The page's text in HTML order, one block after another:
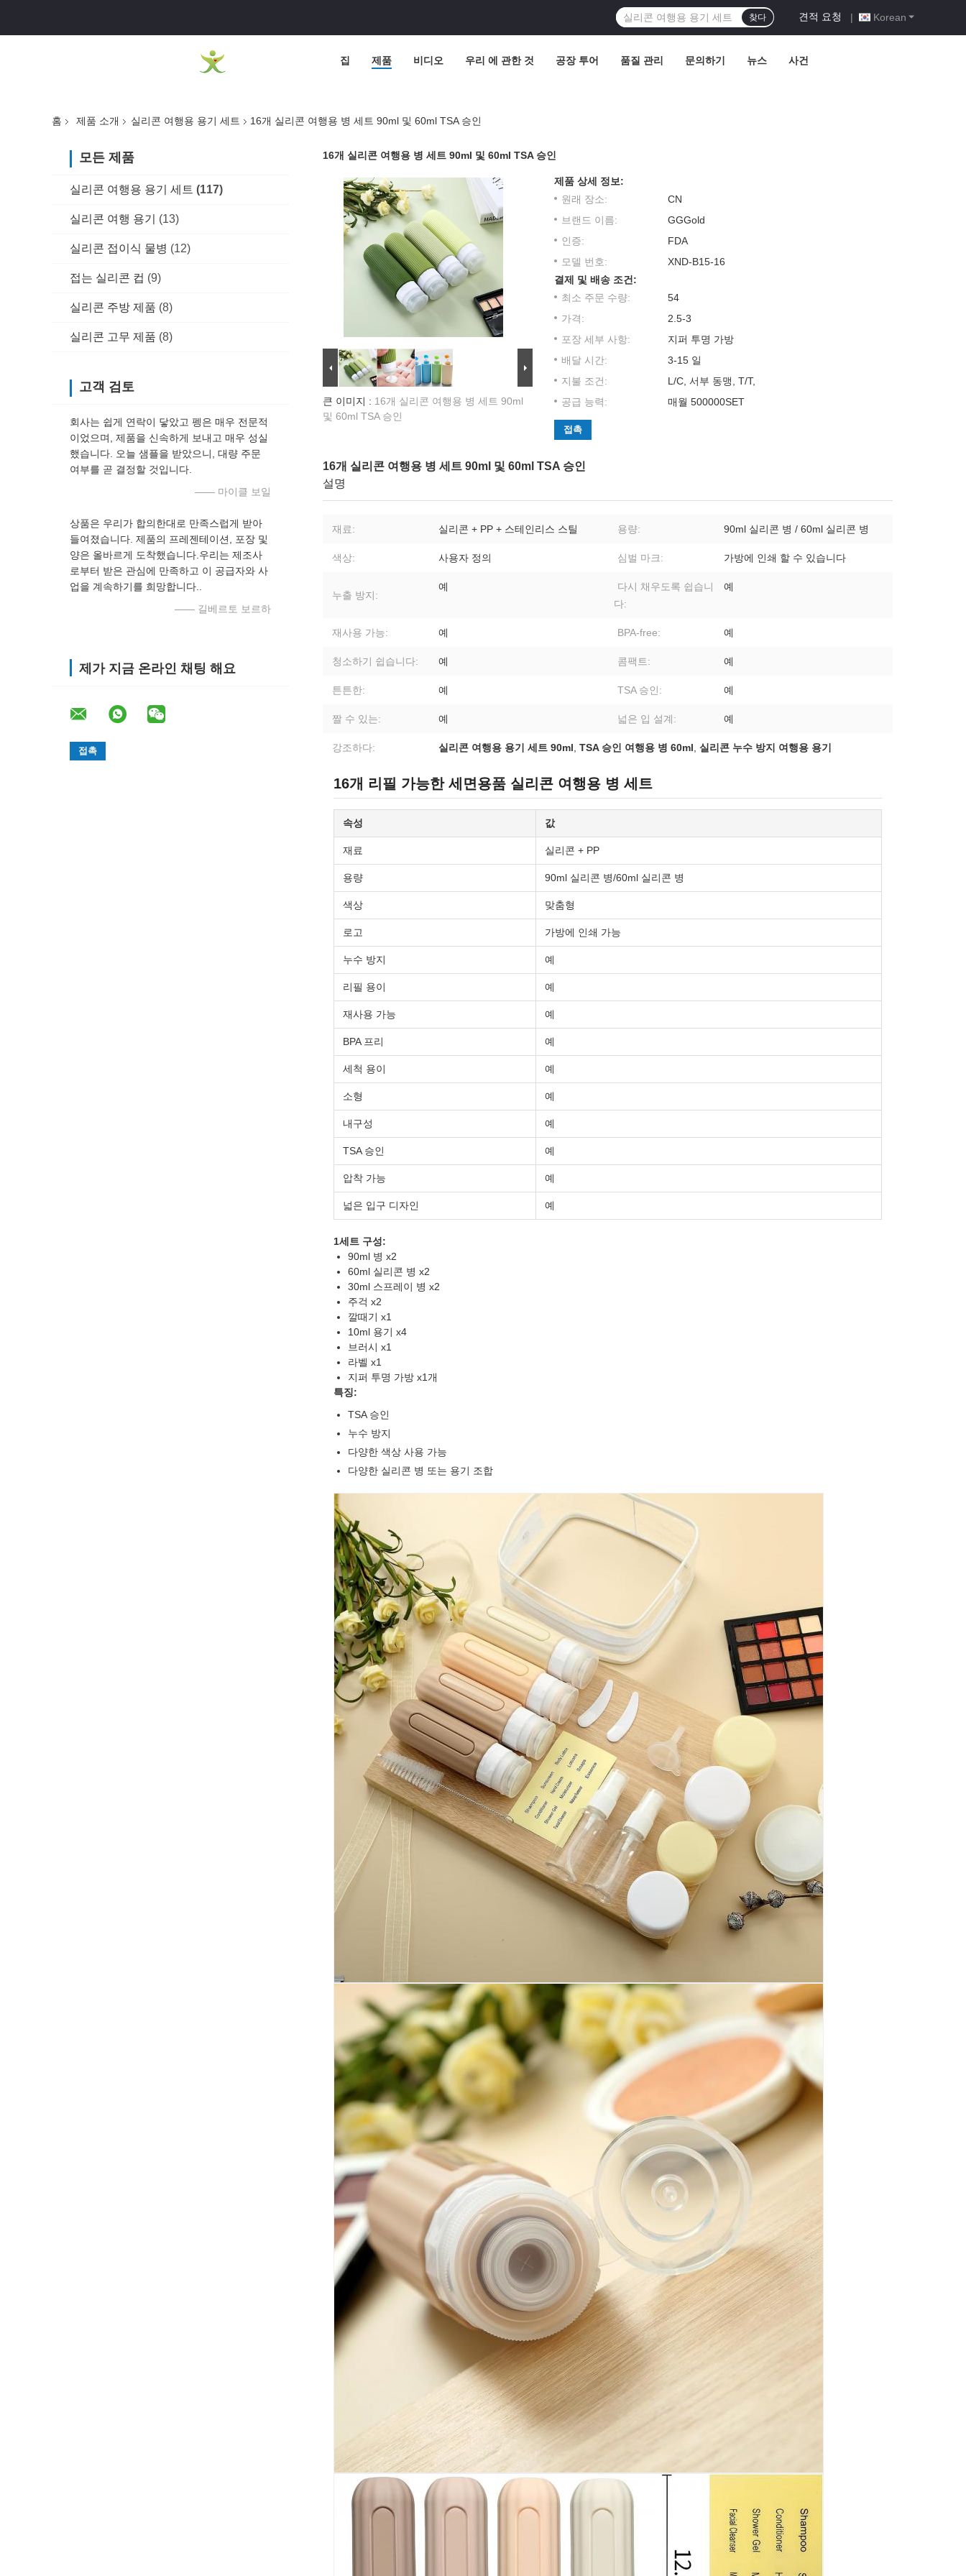
Korean
견적 요청 |
찾다
집 제품 비디오 우리 에 관한 것 공장 투어 품질 관리 문의하기 뉴스 사건
홈 제품 소개 실리콘 여행용 용기 세트 16개 실리콘 여행용 병 세트 90ml 및 60ml TSA 승인
모든 제품
실리콘 여행용 용기 세트 (117)
실리콘 여행 용기 (13)
실리콘 접이식 물병 (12)
접는 실리콘 컵 (9)
실리콘 주방 제품 (8)
실리콘 고무 제품 (8)
고객 검토
회사는 쉽게 연락이 닿았고 펭은 매우 전문적
이었으며, 제품을 신속하게 보내고 매우 성실
했습니다. 오늘 샘플을 받았으니, 대량 주문
여부를 곧 결정할 것입니다.
—— 마이클 보일
상품은 우리가 합의한대로 만족스럽게 받아
들여졌습니다. 제품의 프레젠테이션, 포장 및
양은 올바르게 도착했습니다.우리는 제조사
로부터 받은 관심에 만족하고 이 공급자와 사
업을 계속하기를 희망합니다..
—— 길베르토 보르하
제가 지금 온라인 채팅 해요
16개 실리콘 여행용 병 세트 90ml 및 60ml TSA 승인
큰 이미지 : 16개 실리콘 여행용 병 세트 90ml
및 60ml TSA 승인
제품 상세 정보:
원래 장소:
CN
브랜드 이름:
GGGold
인증:
FDA
모델 번호:
XND-B15-16
결제 및 배송 조건:
최소 주문 수량:
54
가격:
2.5-3
포장 세부 사항:
지퍼 투명 가방
배달 시간:
3-15 일
지불 조건:
L/C, 서부 동맹, T/T,
공급 능력:
매월 500000SET
접촉
16개 실리콘 여행용 병 세트 90ml 및 60ml TSA 승인
설명
재료: 실리콘 + PP + 스테인리스 스틸 용량: 90ml 실리콘 병 / 60ml 실리콘 병
색상: 사용자 정의 심벌 마크: 가방에 인쇄 할 수 있습니다
누출 방지:
예
다시 채우도록 쉽습니
다:
예
재사용 가능: 예 BPA-free: 예
청소하기 쉽습니다: 예 콤팩트: 예
튼튼한: 예 TSA 승인: 예
짤 수 있는: 예 넓은 입 설계: 예
강조하다: 실리콘 여행용 용기 세트 90ml, TSA 승인 여행용 병 60ml, 실리콘 누수 방지 여행용 용기
16개 리필 가능한 세면용품 실리콘 여행용 병 세트
속성 값
재료 실리콘 + PP
용량 90ml 실리콘 병/60ml 실리콘 병
색상 맞춤형
로고 가방에 인쇄 가능
누수 방지 예
리필 용이 예
재사용 가능 예
BPA 프리 예
세척 용이 예
소형 예
내구성 예
TSA 승인 예
압착 가능 예
넓은 입구 디자인 예
1세트 구성:
90ml 병 x2
60ml 실리콘 병 x2
30ml 스프레이 병 x2
주걱 x2
깔때기 x1
10ml 용기 x4
브러시 x1
라벨 x1
지퍼 투명 가방 x1개
특징:
TSA 승인
누수 방지
다양한 색상 사용 가능
다양한 실리콘 병 또는 용기 조합